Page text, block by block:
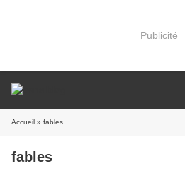
Publicité
Accueil » fables
fables